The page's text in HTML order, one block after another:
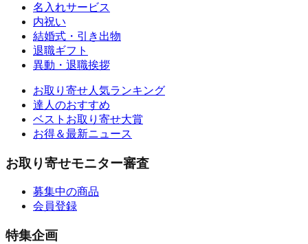
名入れサービス
内祝い
結婚式・引き出物
退職ギフト
異動・退職挨拶
お取り寄せ人気ランキング
達人のおすすめ
ベストお取り寄せ大賞
お得＆最新ニュース
お取り寄せモニター審査
募集中の商品
会員登録
特集企画